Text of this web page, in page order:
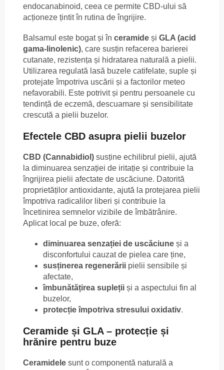
endocanabinoid, ceea ce permite CBD-ului să
acționeze țintit în rutina de îngrijire.
Balsamul este bogat și în ceramide și GLA (acid
gama-linolenic), care susțin refacerea barierei
cutanate, rezistența și hidratarea naturală a pielii.
Utilizarea regulată lasă buzele catifelate, suple și
protejate împotriva uscării și a factorilor meteo
nefavorabili. Este potrivit și pentru persoanele cu
tendință de eczemă, descuamare și sensibilitate
crescută a pielii buzelor.
Efectele CBD asupra pielii buzelor
CBD (Cannabidiol) susține echilibrul pielii, ajută
la diminuarea senzației de iritație și contribuie la
îngrijirea pielii afectate de uscăciune. Datorită
proprietăților antioxidante, ajută la protejarea pielii
împotriva radicalilor liberi și contribuie la
încetinirea semnelor vizibile de îmbătrânire.
Aplicat local pe buze, oferă:
diminuarea senzației de uscăciune și a
disconfortului cauzat de pielea care ține,
susținerea regenerării pielii sensibile și
afectate,
îmbunătățirea supleții și a aspectului fin al
buzelor,
protecție împotriva stresului oxidativ.
Ceramide și GLA – protecție și
hrănire pentru buze
Ceramidele sunt o componentă naturală a